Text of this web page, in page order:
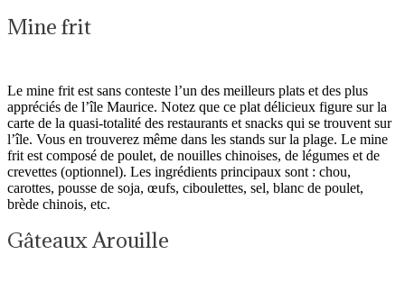
Mine frit
Le mine frit est sans conteste l’un des meilleurs plats et des plus
appréciés de l’île Maurice. Notez que ce plat délicieux figure sur la
carte de la quasi-totalité des restaurants et snacks qui se trouvent sur
l’île. Vous en trouverez même dans les stands sur la plage. Le mine
frit est composé de poulet, de nouilles chinoises, de légumes et de
crevettes (optionnel). Les ingrédients principaux sont : chou,
carottes, pousse de soja, œufs, ciboulettes, sel, blanc de poulet,
brède chinois, etc.
Gâteaux Arouille